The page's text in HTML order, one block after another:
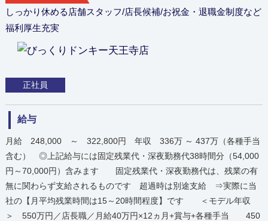
しっかり休める店舗スタッフ/店長候補/お祝金・退職金制度など
福利厚生充実
正社員
給与
月給 248,000 ～ 322,800円 年収 336万 ～ 437万（各種手当
含む） ◎上記給与には固定残業代・深夜勤務代38時間分（54,000
円～70,000円）含みます 固定残業代・深夜勤務代は、残業の有
無に関わらず支給されるものです 超過時は別途支給 ⇒実際に当
社の【月平均残業時間は15～20時間程度】です ＜モデル年収
＞ 550万円／店長職／月給40万円×12ヵ月+賞与+各種手当 450